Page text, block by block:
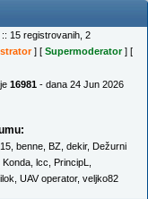
15 registrovanih, 2
] [ Supermoderator] [
16981 - dana 24 Jun 2026
benne BZ dekir, Dežurni
Konda lcc PrincipL
UAV operator, veljko82